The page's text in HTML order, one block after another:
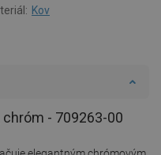
Kov
- 709263-00